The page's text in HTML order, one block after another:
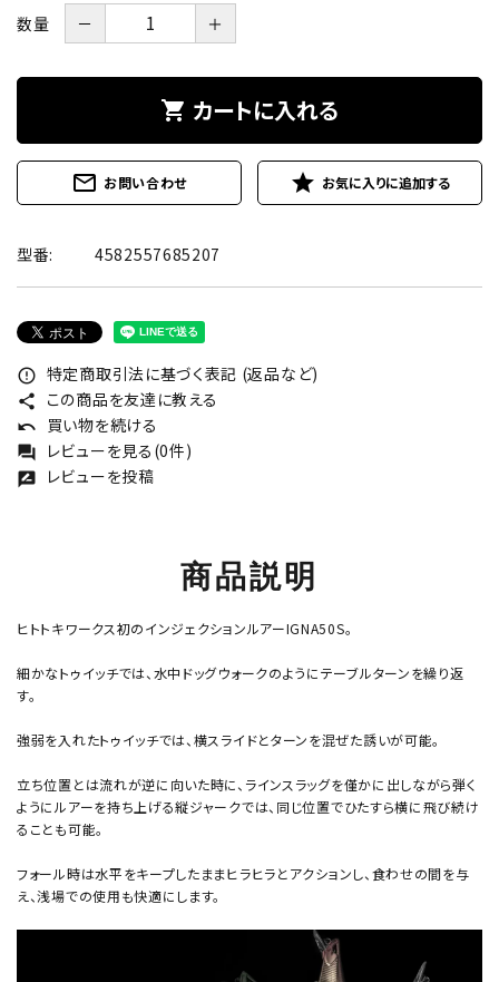
数量 － ＋
shopping_cart カートに入れる
mail_outline お問い合わせ star
型番: 4582557685207
error_outline 特定商取引法に基づく表記 (返品など)
share この商品を友達に教える
undo 買い物を続ける
forum レビューを見る(0件)
rate_review レビューを投稿
商品説明
ヒトトキワークス初のインジェクションルアーIGNA50S。
細かなトゥイッチでは、水中ドッグウォークのようにテーブルターンを繰り返
す。
強弱を入れたトゥイッチでは、横スライドとターンを混ぜた誘いが可能。
立ち位置とは流れが逆に向いた時に、ラインスラッグを僅かに出しながら弾く
ようにルアーを持ち上げる縦ジャークでは、同じ位置でひたすら横に飛び続け
ることも可能。
フォール時は水平をキープしたままヒラヒラとアクションし、食わせの間を与
え、浅場での使用も快適にします。